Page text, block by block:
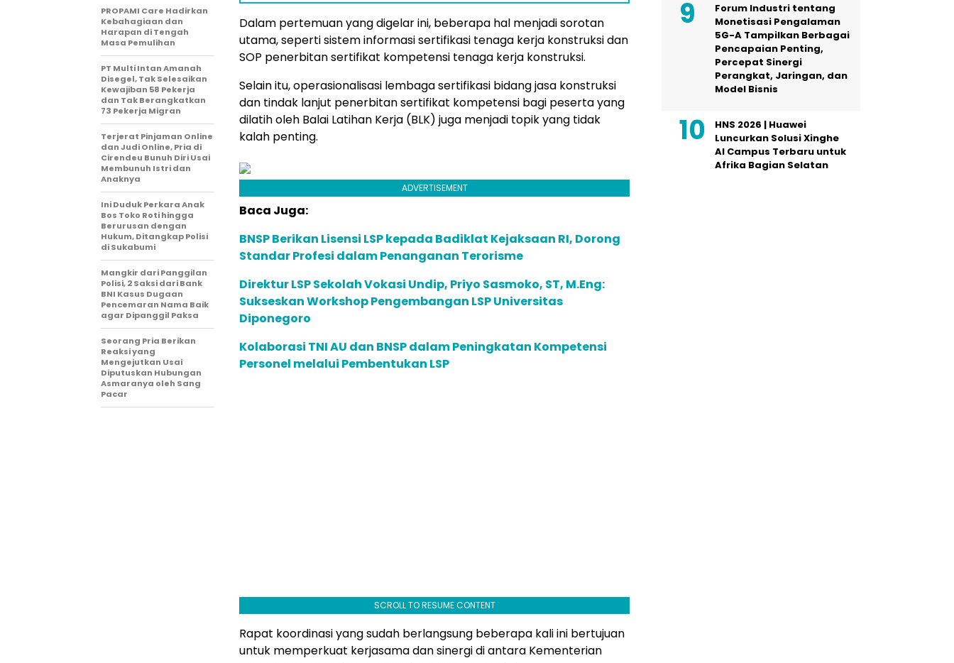
Dalam pertemuan yang digelar ini, beberapa hal menjadi sorotan
utama, seperti sistem informasi sertifikasi tenaga kerja konstruksi dan
SOP penerbitan sertifikat kompetensi tenaga kerja konstruksi.
Selain itu, operasionalisasi lembaga sertifikasi bidang jasa konstruksi
dan tindak lanjut penerbitan sertifikat kompetensi bagi peserta yang
dilatih oleh Balai Latihan Kerja (BLK) juga menjadi topik yang tidak
kalah penting.
ADVERTISEMENT
Baca Juga:
BNSP Berikan Lisensi LSP kepada Badiklat Kejaksaan RI, Dorong
Standar Profesi dalam Penanganan Terorisme
Direktur LSP Sekolah Vokasi Undip, Priyo Sasmoko, ST, M.Eng:
Sukseskan Workshop Pengembangan LSP Universitas
Diponegoro
Kolaborasi TNI AU dan BNSP dalam Peningkatan Kompetensi
Personel melalui Pembentukan LSP
SCROLL TO RESUME CONTENT
Rapat koordinasi yang sudah berlangsung beberapa kali ini bertujuan
untuk memperkuat kerjasama dan sinergi di antara Kementerian
PROPAMI Care Hadirkan
Kebahagiaan dan
Harapan di Tengah
Masa Pemulihan
PT Multi Intan Amanah
Disegel, Tak Selesaikan
Kewajiban 58 Pekerja
dan Tak Berangkatkan
73 Pekerja Migran
Terjerat Pinjaman Online
dan Judi Online, Pria di
Cirendeu Bunuh Diri Usai
Membunuh Istri dan
Anaknya
Ini Duduk Perkara Anak
Bos Toko Roti hingga
Berurusan dengan
Hukum, Ditangkap Polisi
di Sukabumi
Mangkir dari Panggilan
Polisi, 2 Saksi dari Bank
BNI Kasus Dugaan
Pencemaran Nama Baik
agar Dipanggil Paksa
Seorang Pria Berikan
Reaksi yang
Mengejutkan Usai
Diputuskan Hubungan
Asmaranya oleh Sang
Pacar
Forum Industri tentang
Monetisasi Pengalaman
5G-A Tampilkan Berbagai
Pencapaian Penting,
Percepat Sinergi
Perangkat, Jaringan, dan
Model Bisnis
HNS 2026 | Huawei
Luncurkan Solusi Xinghe
AI Campus Terbaru untuk
Afrika Bagian Selatan